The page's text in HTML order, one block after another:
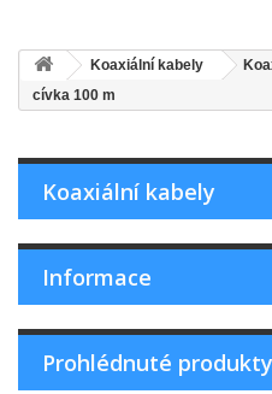
Koaxiální kabely
cívka 100 m
Koaxiální kabely
Informace
Prohlédnuté produkty